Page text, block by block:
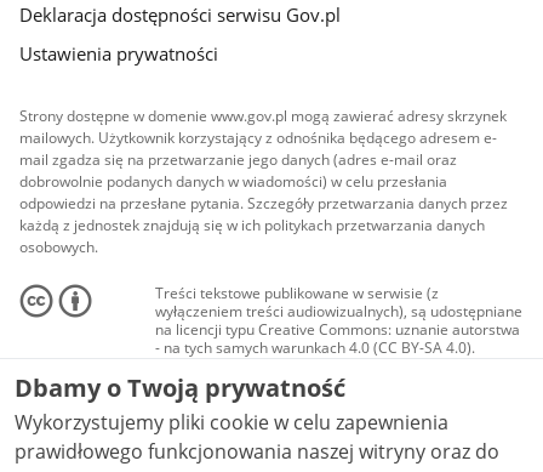
Deklaracja dostępności serwisu Gov.pl
Ustawienia prywatności
Strony dostępne w domenie www.gov.pl mogą zawierać adresy skrzynek
mailowych. Użytkownik korzystający z odnośnika będącego adresem e-
mail zgadza się na przetwarzanie jego danych (adres e-mail oraz
dobrowolnie podanych danych w wiadomości) w celu przesłania
odpowiedzi na przesłane pytania. Szczegóły przetwarzania danych przez
każdą z jednostek znajdują się w ich politykach przetwarzania danych
osobowych.
Treści tekstowe publikowane w serwisie (z
wyłączeniem treści audiowizualnych), są udostępniane
na licencji typu Creative Commons: uznanie autorstwa
- na tych samych warunkach 4.0 (CC BY-SA 4.0).
Materiały audiowizualne, w tym zdjęcia, materiały
audio i wideo, są udostępniane na licencji typu
Creative Commons: uznanie autorstwa użycie
niekomercyjne - bez utworów zależnych 4.0 (CC BY-
NC-ND 4.0), o ile nie jest to stwierdzone inaczej.
Dbamy o Twoją prywatność
Wykorzystujemy pliki cookie w celu zapewnienia
prawidłowego funkcjonowania naszej witryny oraz do